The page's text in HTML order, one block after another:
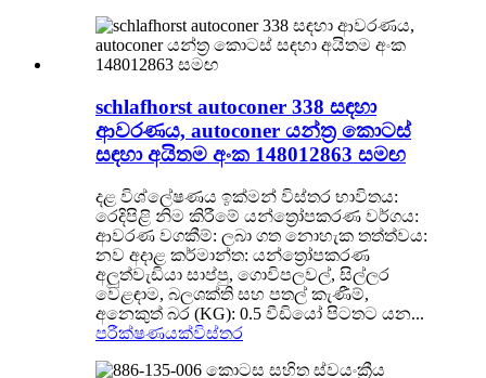
schlafhorst autoconer 338 සඳහා
ආවරණය, autoconer යන්ත්‍ර කොටස්
සඳහා අයිතම අංක 148012863 සමඟ
දළ විශ්ලේෂණය ඉක්මන් විස්තර භාවිතය:
රෙදිපිළි නිම කිරීමේ යන්ත්‍රෝපකරණ වර්ගය:
ආවරණ වගකීම්: ලබා ගත නොහැක තත්ත්වය:
නව අදාළ කර්මාන්ත: යන්ත්‍රෝපකරණ
අලුත්වැඩියා සාප්පු, ගොවිපලවල්, සිල්ලර
වෙළඳාම, බලශක්ති සහ පතල් කැණීම්,
අනෙකුත් බර (KG): 0.5 වීඩියෝ පිටතට යන...
පරීක්ෂණයක්විස්තර